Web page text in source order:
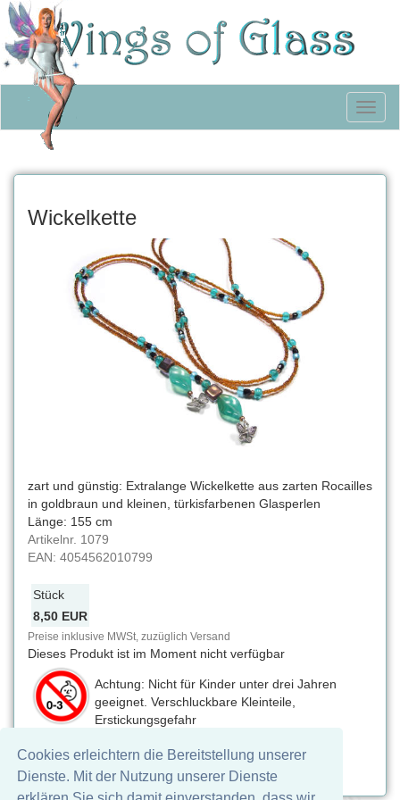
Cookies erleichtern die Bereitstellung unserer
Dienste. Mit der Nutzung unserer Dienste
Wickelkette
zart und günstig: Extralange Wickelkette aus zarten Rocailles
in goldbraun und kleinen, türkisfarbenen Glasperlen
Länge: 155 cm
Artikelnr. 1079
EAN: 4054562010799
Stück
8,50 EUR
Preise inklusive MWSt, zuzüglich Versand
Dieses Produkt ist im Moment nicht verfügbar
Achtung: Nicht für Kinder unter drei Jahren
geeignet. Verschluckbare Kleinteile,
Erstickungsgefahr
Auf Facebook teilen